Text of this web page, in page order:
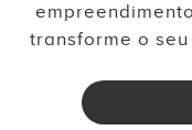
transforme o